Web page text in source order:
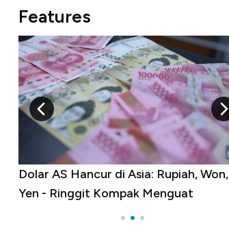
Features
Dolar AS Hancur di Asia: Rupiah, Won,
Yen - Ringgit Kompak Menguat